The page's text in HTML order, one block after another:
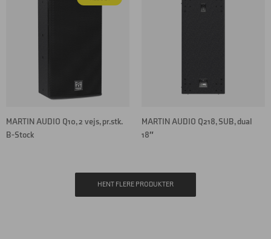
MARTIN AUDIO Q10, 2 vejs, pr.stk.
B-Stock
MARTIN AUDIO Q218, SUB, dual
18″
HENT FLERE PRODUKTER